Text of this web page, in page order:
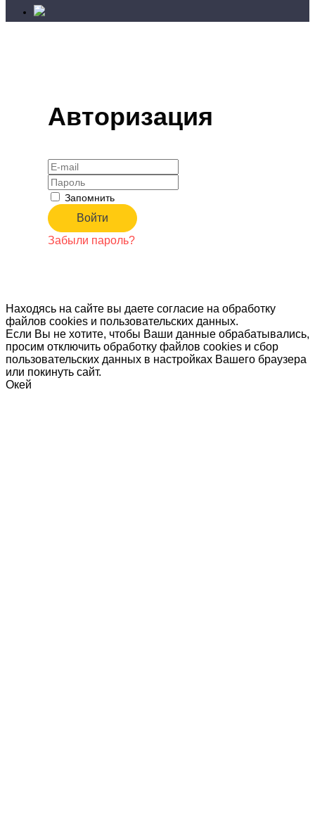
Авторизация
Запомнить
Забыли пароль?
Находясь на сайте вы даете согласие на обработку
файлов cookies и пользовательских данных.
Если Вы не хотите, чтобы Ваши данные обрабатывались,
просим отключить обработку файлов cookies и сбор
пользовательских данных в настройках Вашего браузера
или покинуть сайт.
Окей